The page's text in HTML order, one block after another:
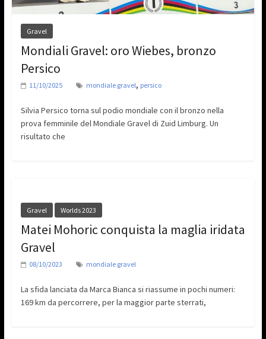
Gravel
Mondiali Gravel: oro Wiebes, bronzo
Persico
11/10/2025 mondiale gravel, persico
Silvia Persico torna sul podio mondiale con il bronzo nella
prova femminile del Mondiale Gravel di Zuid Limburg. Un
risultato che
Gravel Worlds 2023
Matei Mohoric conquista la maglia iridata
Gravel
08/10/2023 mondiale gravel
La sfida lanciata da Marca Bianca si riassume in pochi numeri:
169 km da percorrere, per la maggior parte sterrati,